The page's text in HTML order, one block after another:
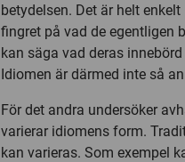
betydelsen. Det är helt
fingret på vad de egentligen
kan säga vad deras
Idiomen är därmed inte så
För det andra undersöker
varierar idiomens form.
kan varieras. Som exempel